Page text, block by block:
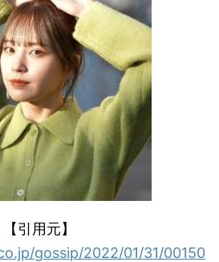
【引用元】
gossip/2022/01/31/00150